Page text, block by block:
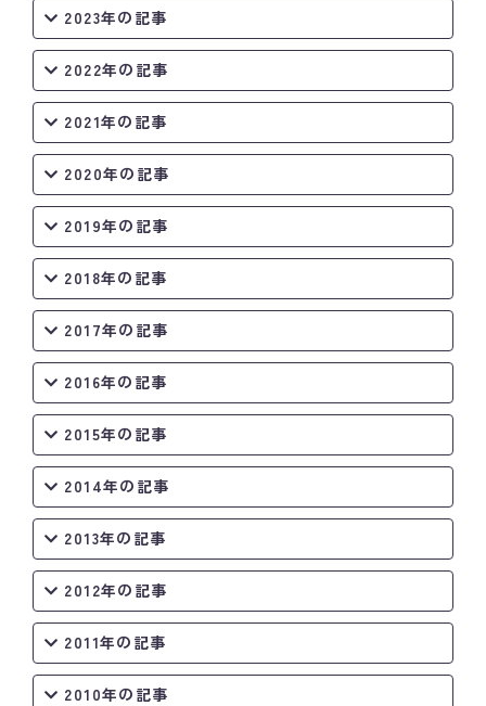
2023年の記事
2022年の記事
2021年の記事
2020年の記事
2019年の記事
2018年の記事
2017年の記事
2016年の記事
2015年の記事
2014年の記事
2013年の記事
2012年の記事
2011年の記事
2010年の記事